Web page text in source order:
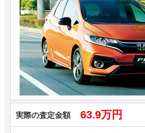
実際の査定金額 63.9万円